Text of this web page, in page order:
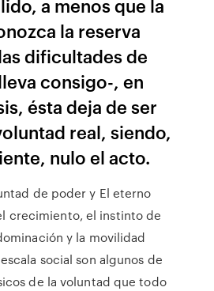
a menos que la
la reserva
dificultades de
consigo-, en
ésta deja de ser
real, siendo,
nulo el acto.
de poder y El eterno
crecimiento, el instinto de
y la movilidad
social son algunos de
de la voluntad que todo